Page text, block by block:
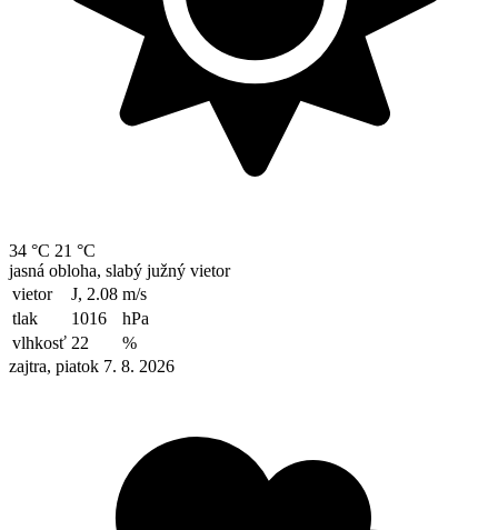
34 °C 21 °C
jasná obloha, slabý južný vietor
vietor
J, 2.08 m/s
tlak
1016
hPa
vlhkosť 22
%
zajtra, piatok 7. 8. 2026